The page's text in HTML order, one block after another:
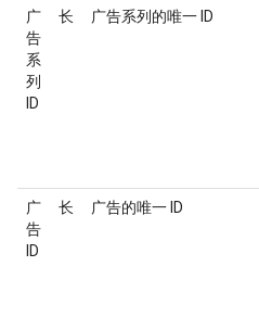
广
告
系
列
ID
长 广告系列的唯一 ID
广
告
ID
长 广告的唯一 ID